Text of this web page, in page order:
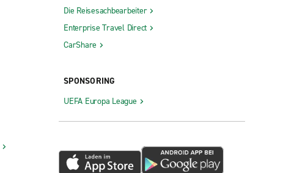
Die Reisesachbearbeiter
Enterprise Travel Direct
CarShare
SPONSORING
UEFA Europa League